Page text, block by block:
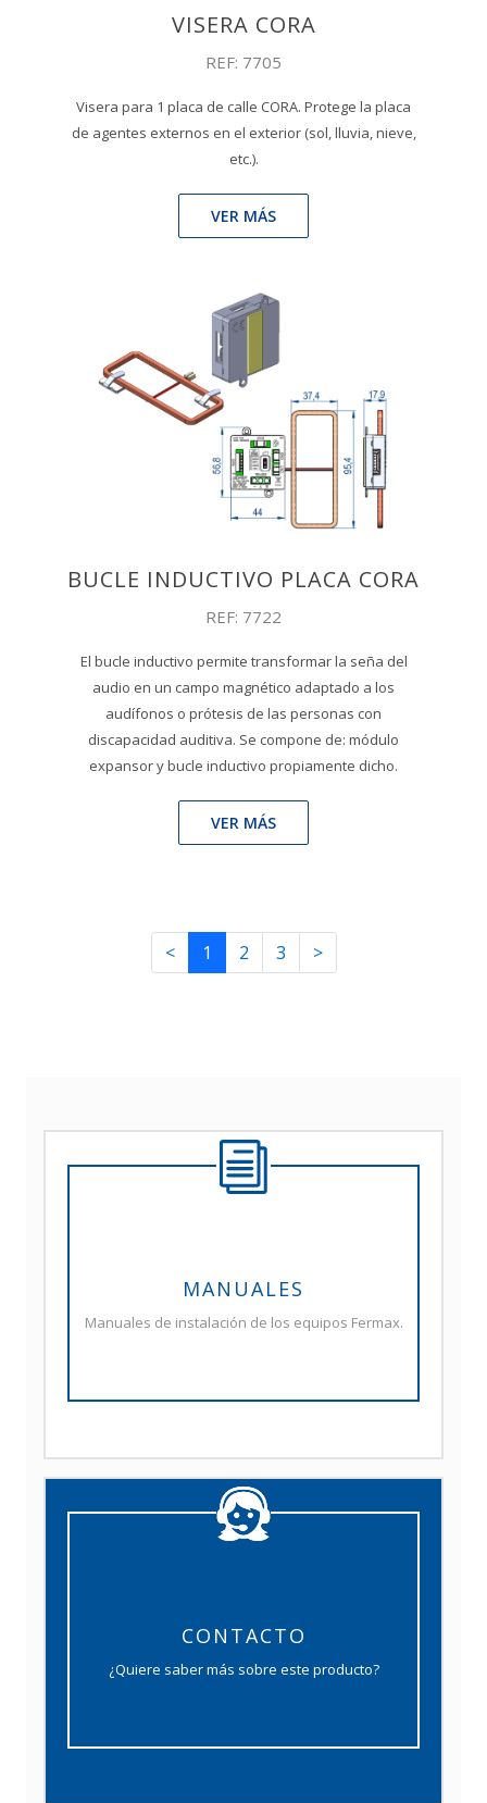
VISERA CORA
REF: 7705
Visera para 1 placa de calle CORA. Protege la placa
de agentes externos en el exterior (sol, lluvia, nieve,
etc.).
VER MÁS
BUCLE INDUCTIVO PLACA CORA
REF: 7722
El bucle inductivo permite transformar la seña del
audio en un campo magnético adaptado a los
audífonos o prótesis de las personas con
discapacidad auditiva. Se compone de: módulo
expansor y bucle inductivo propiamente dicho.
VER MÁS
< 1 2 3 >
MANUALES
Manuales de instalación de los equipos Fermax.
CONTACTO
¿Quiere saber más sobre este producto?